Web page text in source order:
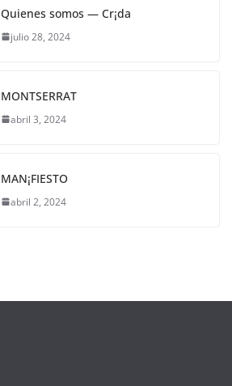
Quienes somos — Cr¡da
julio 28, 2024
MONTSERRAT
abril 3, 2024
MAN¡FIESTO
abril 2, 2024